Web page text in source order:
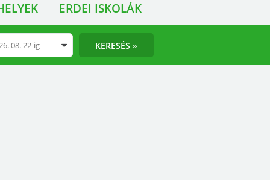
ERDEI ISKOLÁK
KERESÉS »